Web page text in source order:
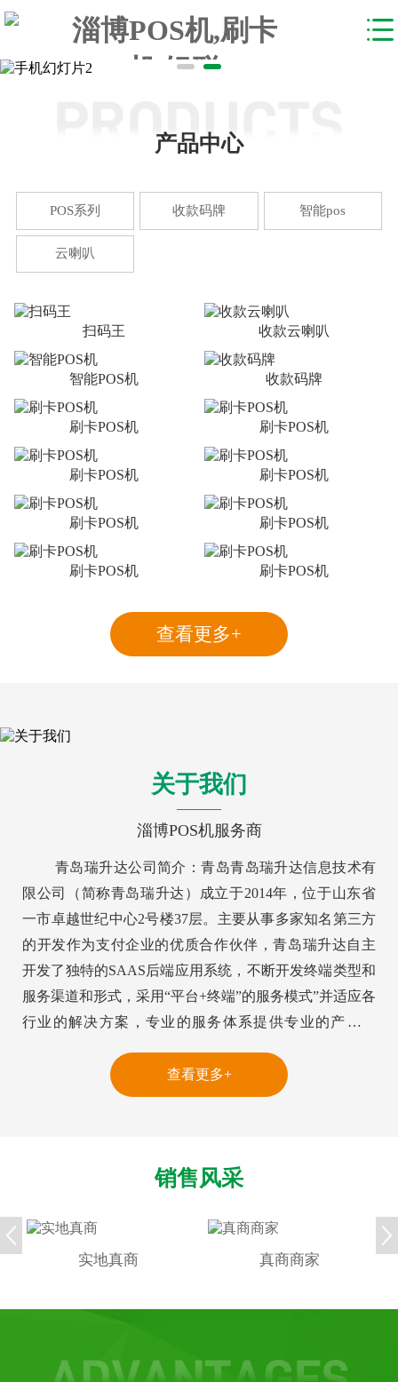
产品中心
POS系列 收款码牌 智能pos
云喇叭
扫码王 收款云喇叭
智能POS机 收款码牌
刷卡POS机 刷卡POS机
刷卡POS机 刷卡POS机
刷卡POS机 刷卡POS机
刷卡POS机 刷卡POS机
查看更多+
关于我们
淄博POS机服务商
青岛瑞升达公司简介：青岛青岛瑞升达信息技术有
限公司（简称青岛瑞升达）成立于2014年，位于山东省
一市卓越世纪中心2号楼37层。主要从事多家知名第三方
的开发作为支付企业的优质合作伙伴，青岛瑞升达自主
开发了独特的SAAS后端应用系统，不断开发终端类型和
服务渠道和形式，采用“平台+终端”的服务模式”并适应各
行业的解决方案，专业的服务体系提供专业的产品服
为自私服务。小河满了水，大河满了水。小河空了，大
河干了。诚实、公开、公正，以代理商利益为首要利
查看更多+
销售风采
实地真商 真商商家